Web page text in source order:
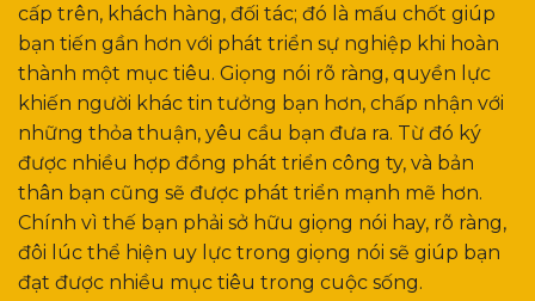
cấp trên, khách hàng, đối tác; đó là mấu chốt giúp
bạn tiến gần hơn với phát triển sự nghiệp khi hoàn
thành một mục tiêu. Giọng nói rõ ràng, quyền lực
khiến người khác tin tưởng bạn hơn, chấp nhận với
những thỏa thuận, yêu cầu bạn đưa ra. Từ đó ký
được nhiều hợp đồng phát triển công ty, và bản
thân bạn cũng sẽ được phát triển mạnh mẽ hơn.
Chính vì thế bạn phải sở hữu giọng nói hay, rõ ràng,
đôi lúc thể hiện uy lực trong giọng nói sẽ giúp bạn
đạt được nhiều mục tiêu trong cuộc sống.